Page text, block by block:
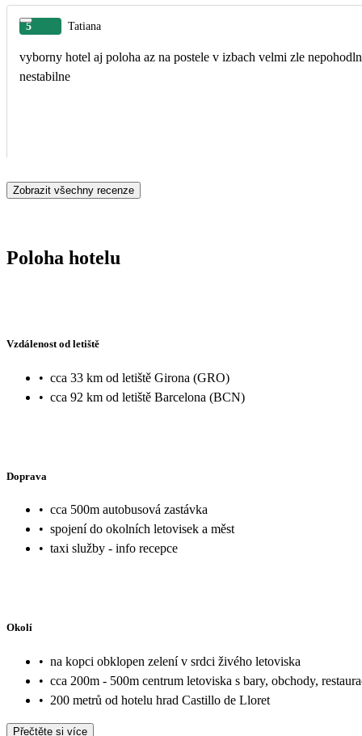
5 Tatiana
vyborny hotel aj poloha az na postele v izbach velmi zle
nestabilne
Zobrazit všechny recenze
Poloha hotelu
Vzdálenost od letiště
• cca 33 km od letiště Girona (GRO)
• cca 92 km od letiště Barcelona (BCN)
Doprava
• cca 500m autobusová zastávka
• spojení do okolních letovisek a měst
• taxi služby - info recepce
Okolí
• na kopci obklopen zelení v srdci živého letoviska
• cca 200m - 500m centrum letoviska s bary, obchody,
• 200 metrů od hotelu hrad Castillo de Lloret
Přečtěte si více